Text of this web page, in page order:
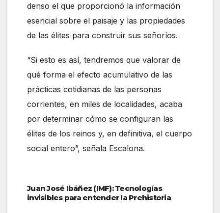
denso el que proporcionó la información
esencial sobre el paisaje y las propiedades
de las élites para construir sus señoríos.
“Si esto es así, tendremos que valorar de
qué forma el efecto acumulativo de las
prácticas cotidianas de las personas
corrientes, en miles de localidades, acaba
por determinar cómo se configuran las
élites de los reinos y, en definitiva, el cuerpo
social entero”, señala Escalona.
Juan José Ibáñez (IMF): Tecnologías
invisibles para entender la Prehistoria